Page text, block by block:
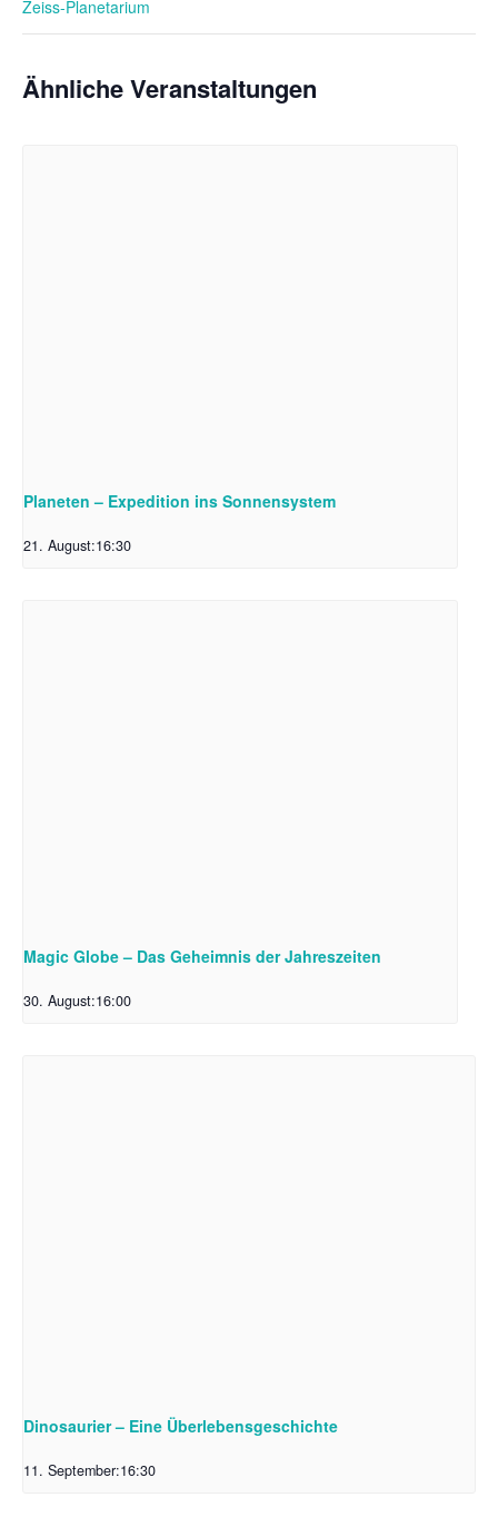
Zeiss-Planetarium
Ähnliche Veranstaltungen
Planeten – Expedition ins Sonnensystem
21. August:16:30
Magic Globe – Das Geheimnis der Jahreszeiten
30. August:16:00
Dinosaurier – Eine Überlebensgeschichte
11. September:16:30